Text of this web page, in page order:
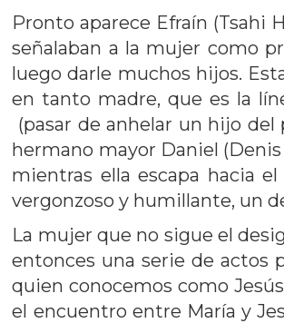
Pronto aparece Efraín (Tsahi
señalaban a la mujer como
luego darle muchos hijos.
en tanto madre, que es la
(pasar de anhelar un hijo
hermano mayor Daniel
mientras ella escapa hacia
vergonzoso y humillante, un
La mujer que no sigue el
entonces una serie de actos
quien conocemos como
el encuentro entre María y